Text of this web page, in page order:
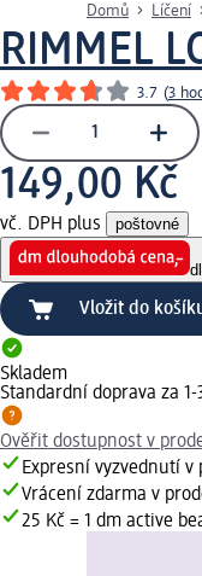
Domů Líčení
RIMMEL
3.7 (3
149,00 Kč
vč. DPH plus poštovné
Vložit do
Skladem
Standardní doprava za
Ověřit dostupnost v
Expresní vyzvednutí
Vrácení zdarma v
25 Kč = 1 dm active